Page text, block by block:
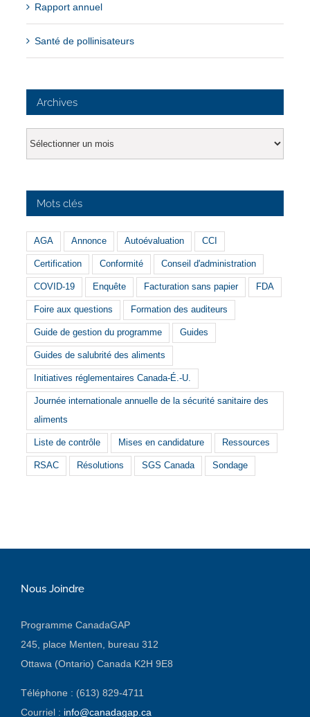
Rapport annuel
Santé de pollinisateurs
Archives
Archives
Mots clés
AGA Annonce Autoévaluation CCI
Certification Conformité Conseil d'administration
COVID-19 Enquête Facturation sans papier FDA
Foire aux questions Formation des auditeurs
Guide de gestion du programme Guides
Guides de salubrité des aliments
Initiatives réglementaires Canada-É.-U.
Journée internationale annuelle de la sécurité sanitaire des
aliments
Liste de contrôle Mises en candidature Ressources
RSAC Résolutions SGS Canada Sondage
Nous Joindre
Programme CanadaGAP
245, place Menten, bureau 312
Ottawa (Ontario) Canada K2H 9E8
Téléphone : (613) 829-4711
Courriel : info@canadagap.ca